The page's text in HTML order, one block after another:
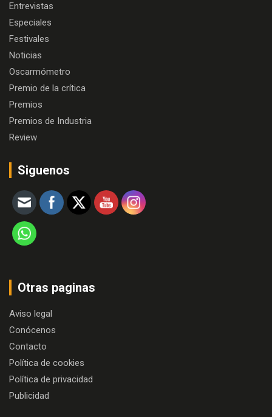
Entrevistas
Especiales
Festivales
Noticias
Oscarmómetro
Premio de la crítica
Premios
Premios de Industria
Review
Siguenos
Otras paginas
Aviso legal
Conócenos
Contacto
Política de cookies
Política de privacidad
Publicidad